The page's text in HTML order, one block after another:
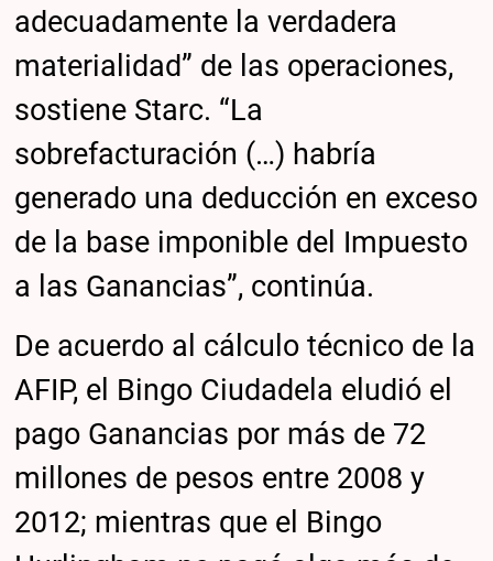
adecuadamente la verdadera
materialidad” de las operaciones,
sostiene Starc. “La
sobrefacturación (…) habría
generado una deducción en exceso
de la base imponible del Impuesto
a las Ganancias”, continúa.
De acuerdo al cálculo técnico de la
AFIP, el Bingo Ciudadela eludió el
pago Ganancias por más de 72
millones de pesos entre 2008 y
2012; mientras que el Bingo